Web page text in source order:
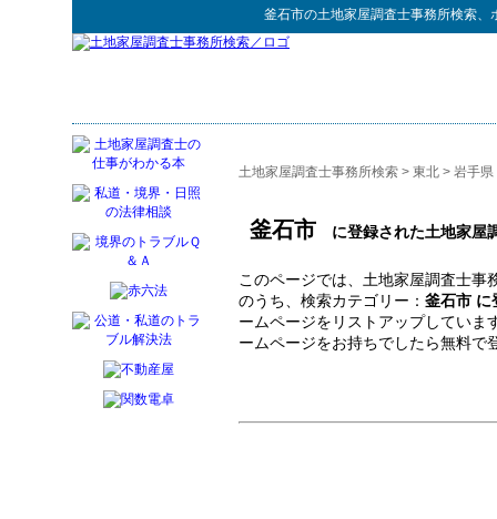
釜石市の土地家屋調査士事務所検索、
土地家屋調査士事務所検索 > 東北 > 岩手県
釜石市 に登録された土地家屋
このページでは、土地家屋調査士事
のうち、検索カテゴリー： 釜石市 に
ームページをリストアップしてい
ームページをお持ちでしたら無料で